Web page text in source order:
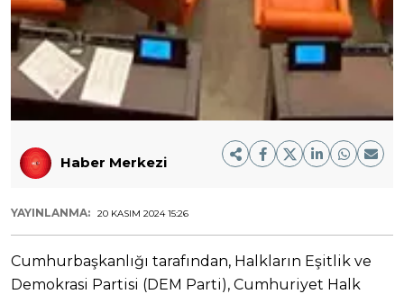
Haber Merkezi
YAYINLANMA: 20 KASIM 2024 15:26
Cumhurbaşkanlığı tarafından, Halkların Eşitlik ve
Demokrasi Partisi (DEM Parti), Cumhuriyet Halk